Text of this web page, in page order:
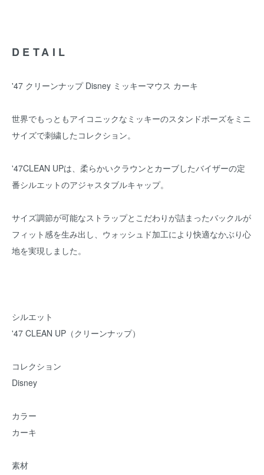
DETAIL
'47 クリーンナップ Disney ミッキーマウス カーキ
世界でもっともアイコニックなミッキーのスタンドポーズをミニ
サイズで刺繍したコレクション。
'47CLEAN UPは、柔らかいクラウンとカーブしたバイザーの定
番シルエットのアジャスタブルキャップ。
サイズ調節が可能なストラップとこだわりが詰まったバックルが
フィット感を生み出し、ウォッシュド加工により快適なかぶり心
地を実現しました。
シルエット
'47 CLEAN UP（クリーンナップ）
コレクション
Disney
カラー
カーキ
素材